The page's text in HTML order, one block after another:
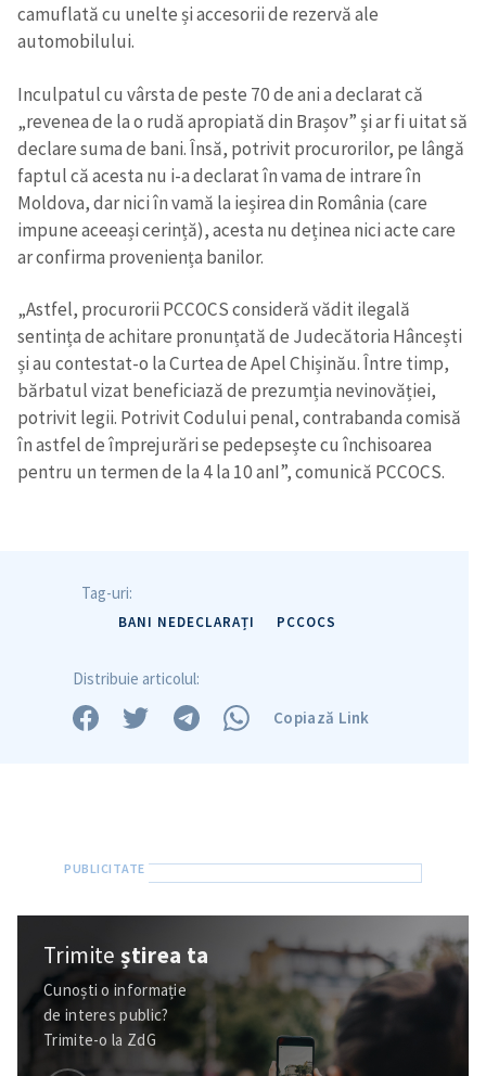
camuflată cu unelte și accesorii de rezervă ale
automobilului.
Inculpatul cu vârsta de peste 70 de ani a declarat că
„revenea de la o rudă apropiată din Brașov” și ar fi uitat să
declare suma de bani. Însă, potrivit procurorilor, pe lângă
faptul că acesta nu i-a declarat în vama de intrare în
Moldova, dar nici în vamă la ieșirea din România (care
impune aceeași cerință), acesta nu deținea nici acte care
ar confirma proveniența banilor.
„Astfel, procurorii PCCOCS consideră vădit ilegală
sentința de achitare pronunțată de Judecătoria Hâncești
și au contestat-o la Curtea de Apel Chișinău. Între timp,
bărbatul vizat beneficiază de prezumția nevinovăției,
potrivit legii. Potrivit Codului penal, contrabanda comisă
în astfel de împrejurări se pedepsește cu închisoarea
pentru un termen de la 4 la 10 anI”, comunică PCCOCS.
Tag-uri:
BANI NEDECLARAȚI PCCOCS
Distribuie articolul:
Copiază Link
Trimiteștirea ta
Cunoști o informație
de interes public?
Trimite-o la ZdG